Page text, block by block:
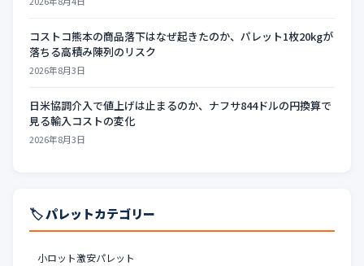
コストコ熊本の商品落下はなぜ起きたのか、パレット1枚20kgが
落ちる高積み陳列のリスク
2026年8月3日
日米協調介入で値上げは止まるのか、ナフサ844ドルの円換算で
見る輸入コストの変化
2026年8月3日
🏷️ パレットカテゴリー
小ロット激安パレット